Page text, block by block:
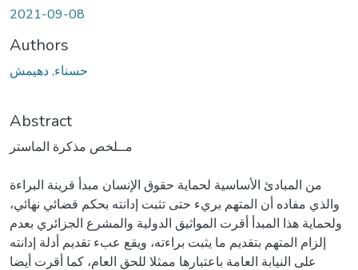
2021-09-08
Authors
حسناء, دهيمش
Abstract
مــلخص مذكرة الماستر
من المبادئ الأساسية لحماية حقوق الإنسان مبدأ قرينة البراءة
والذي مفاده أن المتهم بريء حتى تثبت إدانته بحكم قضائي نهائي،
ولحماية هذا المبدأ أقرت المواثيق الدولية والمشرع الجزائري بعدم
إلزام المتهم بتقديم ما يثبت براءته، ويقع عبء تقديم أدلة إدانته
على النيابة العامة باعتبارها ممثلا للحق العام، كما أقرت أيضا